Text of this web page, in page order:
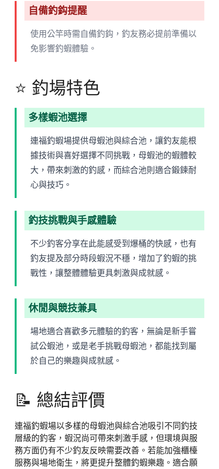
自備釣鈎提醒
使用公竿時需自備釣鈎，釣友務必提前準備以
免影響釣蝦體驗。
⭐ 釣場特色
多樣蝦池選擇
連福釣蝦場提供母蝦池與綜合池，讓釣友能根
據技術與喜好選擇不同挑戰，母蝦池的蝦體較
大，帶來刺激的釣感，而綜合池則適合鍛鍊耐
心與技巧。
釣技挑戰與手感體驗
不少釣客分享在此能感受到爆桶的快感，也有
釣友提及部分時段蝦況不穩，增加了釣蝦的挑
戰性，讓整體體驗更具刺激與成就感。
休閒與競技兼具
場地適合喜歡多元體驗的釣客，無論是新手嘗
試公蝦池，或是老手挑戰母蝦池，都能找到屬
於自己的樂趣與成就感。
📝 總結評價
連福釣蝦場以多樣的母蝦池與綜合池吸引不同釣技
層級的釣客，蝦況尚可帶來刺激手感，但環境與服
務方面仍有不少釣友反映需要改善。若能加強櫃檯
服務與場地衛生，將更提升整體釣蝦樂趣。適合願